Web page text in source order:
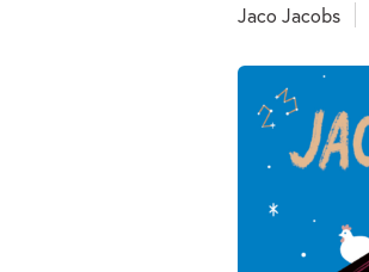
Jaco Jacobs